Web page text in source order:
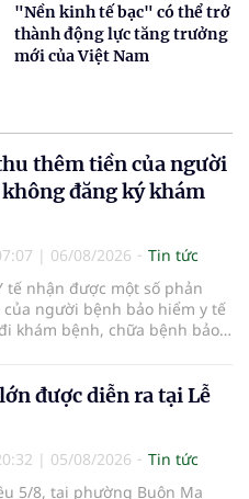
"Nền kinh tế bạc" có thể trở
thành động lực tăng trưởng
mới của Việt Nam
thêm tiền của người
đăng ký khám
| 06/08/2026
Tin tức
tế nhận được một số phản
của người bệnh bảo hiểm y tế
khám bệnh, chữa bệnh bảo
chữa bệnh theo yêu cầu
vẫn phải nộp thêm các chi
cùng chi trả.
được diễn ra tại Lễ
| 05/08/2026
Tin tức
5/8, tại phường Buôn Ma